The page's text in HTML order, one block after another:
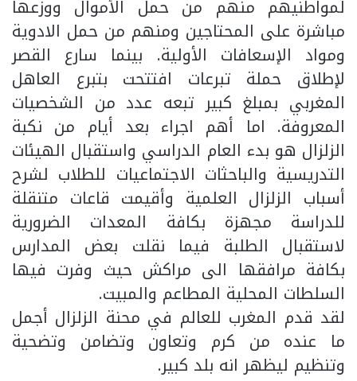
لمواطنيهم منهم من حمل الأموال ووزعها
مباشرة على المحتاجين ومنهم من حمل الادوية
ومواد الإسعافات الأولية. بينما سارع القصر
لإطلاق حملة تبرعات افتتحت بتبرع العاهل
المغربي بمبلغ كبير تبعه عدد من الشخصيات
المعروفة. اما أهم اجراء بعد أيام من نكبة
الزلزال هو بدء العام الدراسي واستقبال الهيئات
التدريسية والباحثات الاجتماعيات للطلاب لشرح
أسباب الزلزال العلمية وأقيمت قاعات متنقلة
للدراسة مجهزة بكافة المعدات الضرورية
لاستقبال الطلبة فيما نقلت بعض المدارس
بكافة مرافقها الى مراكش حيث وفرت فيها
السلطات المحلية المطاعم والمبيت.
لقد قدم المغرب للعالم في محنة الزلزال أجمل
ما عنده من كرم وتعاون وتضامن وتضحية
وتنظيم ليظهر انه بلد كبير.